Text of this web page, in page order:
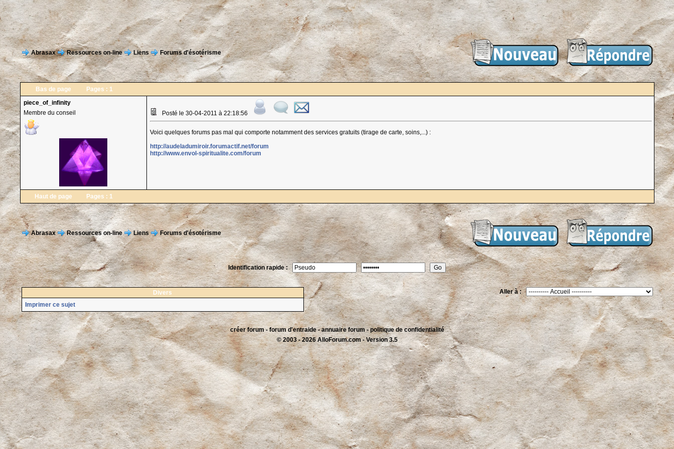
Abrasax Ressources on-line Liens Forums d'ésotérisme
Bas de page Pages : 1
piece_of_infinity
Membre du conseil
Posté le 30-04-2011 à 22:18:56
Voici quelques forums pas mal qui comporte notamment des services gratuits (tirage de carte, soins,...) :
http://audeladumiroir.forumactif.net/forum
http://www.envol-spiritualite.com/forum
Haut de page Pages : 1
Abrasax Ressources on-line Liens Forums d'ésotérisme
Identification rapide :
Divers
Imprimer ce sujet
Aller à :
créer forum-forum d'entraide-annuaire forum-politique de confidentialité
© 2003 - 2026 AlloForum.com - Version 3.5